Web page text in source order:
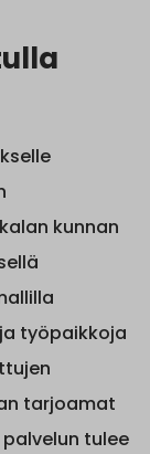
kunnan
työpaikkoja
tarjoamat
tulee